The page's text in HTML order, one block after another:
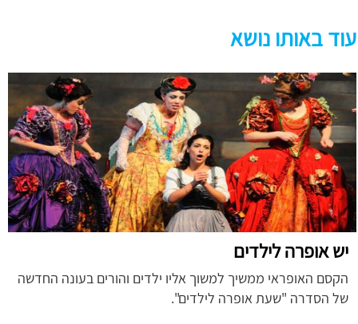
עוד באותו נושא
יש אופרה לילדים
הקסם האופראי ממשיך למשוך אליו ילדים והורים בעונה החדשה
של הסדרה "שעת אופרה לילדים".